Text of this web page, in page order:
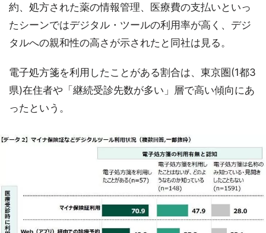
約、処方された薬の情報管理、医療費の支払いといっ
たシーンではデジタル・ツールの利用率が高く、デジ
タルへの親和性の高さが示されたと同社は見る。
電子処方箋を利用したことがある割合は、東京圏(1都3
県)在住者や「継続受診先数が多い」層で高い傾向にあ
ったという。